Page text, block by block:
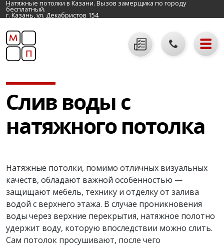
Натяжные потолки в Казани. Вызов замерщика по городу
бесплатный.
г. Казань, ул. Декабристов 154
Слив воды с
натяжного потолка
Натяжные потолки, помимо отличных визуальных
качеств, обладают важной особенностью —
защищают мебель, технику и отделку от залива
водой с верхнего этажа. В случае проникновения
воды через верхние перекрытия, натяжное полотно
удержит воду, которую впоследствии можно слить.
Сам потолок просушивают, после чего